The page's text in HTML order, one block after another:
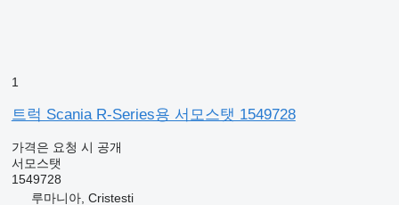
1
트럭 Scania R-Series용 서모스탯 1549728
가격은 요청 시 공개
서모스탯
1549728
루마니아, Cristesti